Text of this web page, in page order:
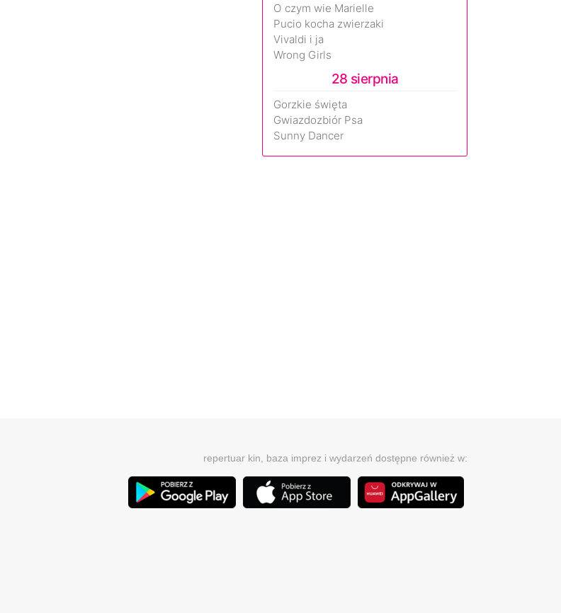
O czym wie Marielle
Pucio kocha zwierzaki
Vivaldi i ja
Wrong Girls
28 sierpnia
Gorzkie święta
Gwiazdozbiór Psa
Sunny Dancer
repertuar kin, baza imprez i wydarzeń dostępne również w: